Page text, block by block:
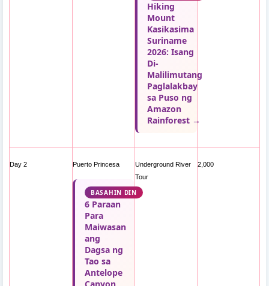
Hiking
Mount
Kasikasima
Suriname
2026: Isang
Di-
Malilimutang
Paglalakbay
sa Puso ng
Amazon
Rainforest →
Day 2 Puerto Princesa
BASAHIN DIN
6 Paraan
Para
Maiwasan
ang
Dagsa ng
Tao sa
Antelope
Underground River
Tour
2,000